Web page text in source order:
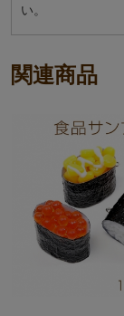
い。
関連商品